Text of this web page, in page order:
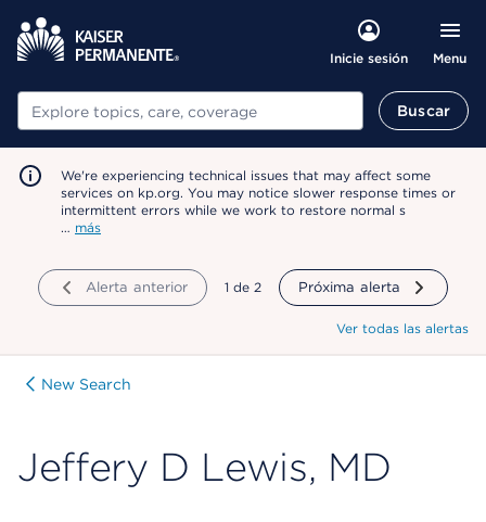
Inicie sesión Menu
Buscar Buscar
We're experiencing technical issues that may affect some
services on kp.org. You may notice slower response times or
intermittent errors while we work to restore normal s
… más
Alerta anterior mostrando
1 de 2 Próxima alerta
Ver todas las alertas
New Search
Jeffery D Lewis, MD